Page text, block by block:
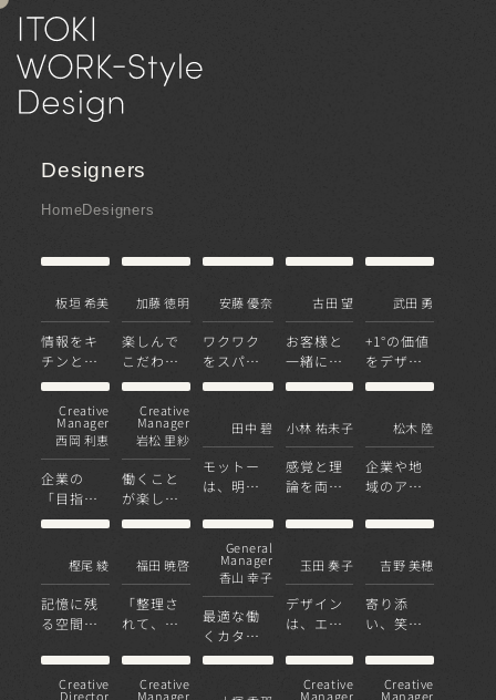
Designers
HomeDesigners
板垣 希美
情報をキ
チンと整
理し積み
にあるデ
ザインを
加藤 徳明
楽しんで
こだわり
抜いて、
ザインを
安藤 優奈
ワクワク
をスパイ
スに心地
の創造を
古田 望
お客様と
一緒に、
楽しみな
インを
武田 勇
+1°の価値
をデザイ
ンする
Creative
Manager
西岡 利恵
企業の
「目指す
姿」から
の場を作
Creative
Manager
岩松 里紗
働くこと
が楽しく
なり、心
ごせる空
間デザイ
ンを
田中 碧
モットー
は、明る
に、寄り
添う空間
づくり
小林 祐未子
感覚と理
論を両立
客様と一
を探す。
松木 陸
企業や地
域のアイ
ティー
へ紡ぐ
樫尾 綾
記憶に残
る空間を
福田 暁啓
「整理さ
れて、誰
かりやす
い」デザ
General
Manager
香山 幸子
最適な働
くカタチ
を最高の
で提供し
玉田 奏子
デザイン
は、エン
―を想っ
て拘りぬ
吉野 美穂
寄り添
い、笑顔
う空間
を。
Creative
Director
Creative
Manager
Creative
Manager
Creative
Manager